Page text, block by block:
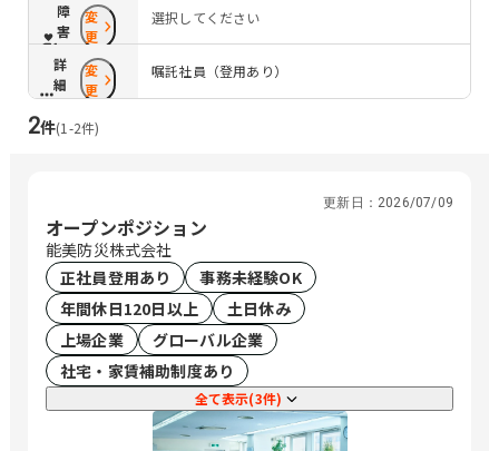
障
害
配
慮
変
更
選択してください
詳
細
条
件
変
更
嘱託社員（登用あり）
2件(1 -2件)
更新日： 2026/07/09
オープンポジション
能美防災株式会社
正社員登用あり
事務未経験OK
年間休日120日以上
土日休み
上場企業
グローバル企業
社宅・家賃補助制度あり
全て表示(3件)